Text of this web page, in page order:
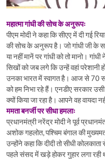
महात्मा गांधी की सोच के अनुरूपः
पीएम मोदी ने कहा कि सीएए में दी गई
की सोच के अनुरूप है। जो गांधी जी के
या नहीं मानें पर गांधी को तो मानो।
सिखों को जब लगे कि उन्हें वहां परेशानी
उनका भारत में स्वागत है। आज से 70
को हम निभा रहे हैं। एनडीए सरकार
क्यों किया जा रहा है। आपने वह वायदा
ममता बनर्जी पर सीधा हमलाः
प्रधानमंत्री नरेंद्र मोदी ने पूर्व
अशोक गहलोत, पश्चिम बंगाल की
उन्होंने कहा कि दीदी तो सीधी
पहले संसद में खड़े होकर गुहार लगा रही